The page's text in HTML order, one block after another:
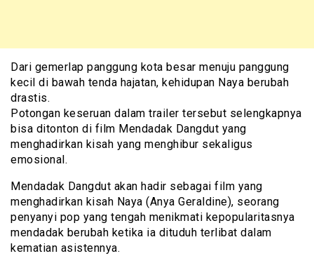
Dari gemerlap panggung kota besar menuju panggung
kecil di bawah tenda hajatan, kehidupan Naya berubah
drastis.
Potongan keseruan dalam trailer tersebut selengkapnya
bisa ditonton di film Mendadak Dangdut yang
menghadirkan kisah yang menghibur sekaligus
emosional.
Mendadak Dangdut akan hadir sebagai film yang
menghadirkan kisah Naya (Anya Geraldine), seorang
penyanyi pop yang tengah menikmati kepopularitasnya
mendadak berubah ketika ia dituduh terlibat dalam
kematian asistennya.